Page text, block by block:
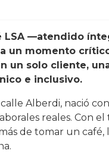
LSA —atendido
un momento
un solo cliente,
e inclusivo.
Alberdi, nació
reales. Con
de tomar un